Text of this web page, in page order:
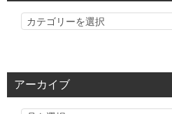
カ
リ
アーカイブ